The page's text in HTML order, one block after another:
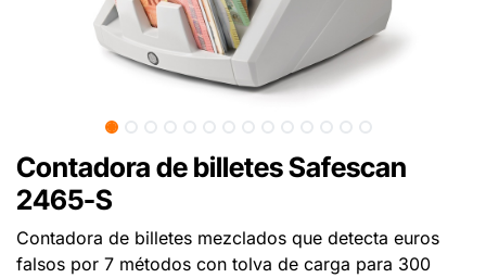
Contadora de billetes Safescan
2465-S
Contadora de billetes mezclados que detecta euros
falsos por 7 métodos con tolva de carga para 300